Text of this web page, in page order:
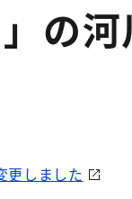
」の
更しました